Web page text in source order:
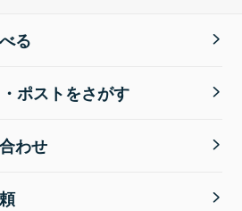
る
ポストをさがす
わせ